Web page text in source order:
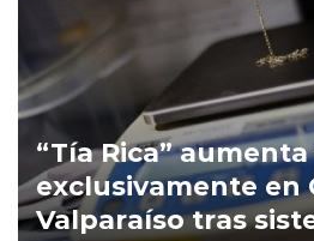
“Tía Rica”
exclusivamente en
Valparaíso tras